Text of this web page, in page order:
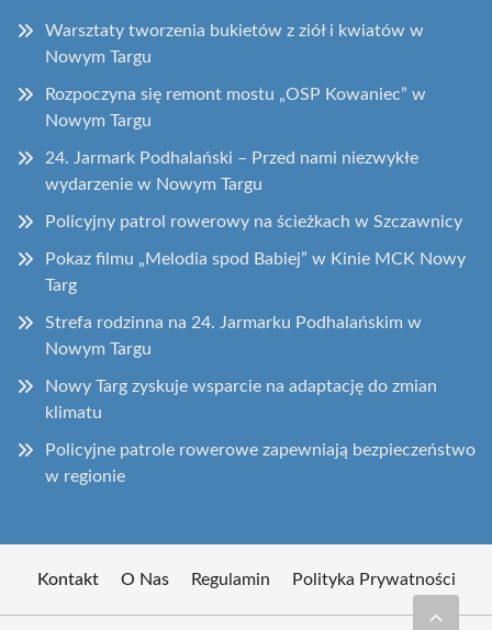
Warsztaty tworzenia bukietów z ziół i kwiatów w
Nowym Targu
Rozpoczyna się remont mostu „OSP Kowaniec” w
Nowym Targu
24. Jarmark Podhalański – Przed nami niezwykłe
wydarzenie w Nowym Targu
Policyjny patrol rowerowy na ścieżkach w Szczawnicy
Pokaz filmu „Melodia spod Babiej” w Kinie MCK Nowy
Targ
Strefa rodzinna na 24. Jarmarku Podhalańskim w
Nowym Targu
Nowy Targ zyskuje wsparcie na adaptację do zmian
klimatu
Policyjne patrole rowerowe zapewniają bezpieczeństwo
w regionie
Kontakt O Nas Regulamin Polityka Prywatności